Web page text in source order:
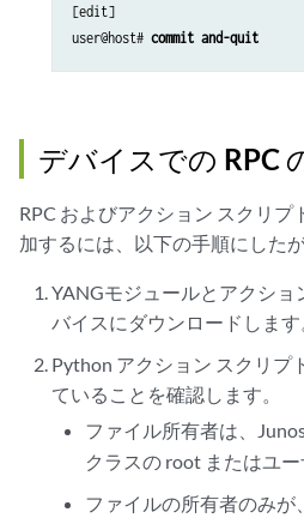
    args = {'match': ""}
args[arg] =
# generate the XML for the RPC
rpc_output_xml =
    # print RPC output
print
if __name__ == '__main__':
    return xml_items
Generate the XML tree for the
:param: str match: interface
:returns: XML tree for the RPC
    """
xml = etree.Element('interface-
intf_list_xml =
    for intf in intf_list_xml:
        xml.append(intf)
[edit]
user@host# commit and-quit
デバイスでの RPC
RPC およびアクション スクリプ
加するには、以下の手順にした
YANGモジュールとアクシ
バイスにダウンロードします
Python アクション スクリプ
ていることを確認します。
ファイル所有者は、
クラスの root またはユー
ファイルの所有者のみ